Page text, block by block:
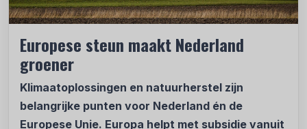
Europese steun maakt Nederland
groener
Klimaatoplossingen en natuurherstel zijn
belangrijke punten voor Nederland én de
Europese Unie. Europa helpt met subsidie vanuit